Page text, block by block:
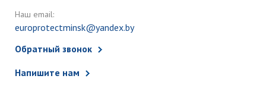
Наш email:
europrotectminsk@yandex.by
Обратный звонок
Напишите нам